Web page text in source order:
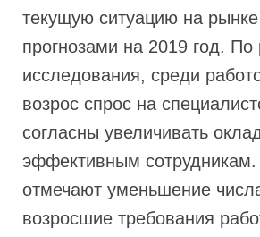
текущую ситуацию на рынке
прогнозами на 2019 год. По
исследования, среди
возрос спрос на
согласны увеличивать
эффективным сотрудникам.
отмечают уменьшение
возросшие требования